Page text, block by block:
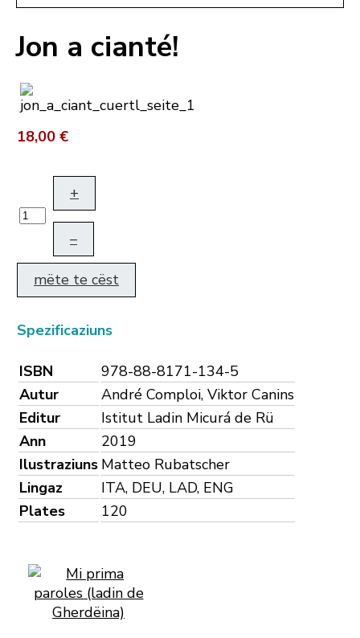
Jon a cianté!
18,00 €
+
–
mëte te cëst
Spezificaziuns
ISBN
978-88-8171-134-5
Autur
André Comploi, Viktor Canins
Editur
Istitut Ladin Micurá de Rü
Ann
2019
Ilustraziuns Matteo Rubatscher
Lingaz
ITA, DEU, LAD, ENG
Plates
120